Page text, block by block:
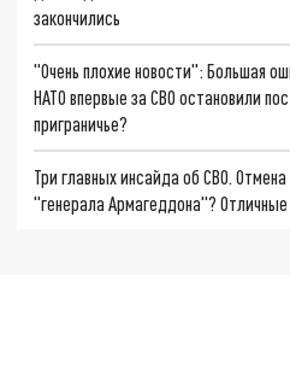
закончились
"Очень плохие новости": Большая
НАТО впервые за СВО остановили
приграничье?
Три главных инсайда об СВО.
"генерала Армагеддона"?